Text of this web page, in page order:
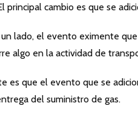
principal cambio es que se
lado, el evento eximente
algo en la actividad de
es que el evento que se
del suministro de gas.